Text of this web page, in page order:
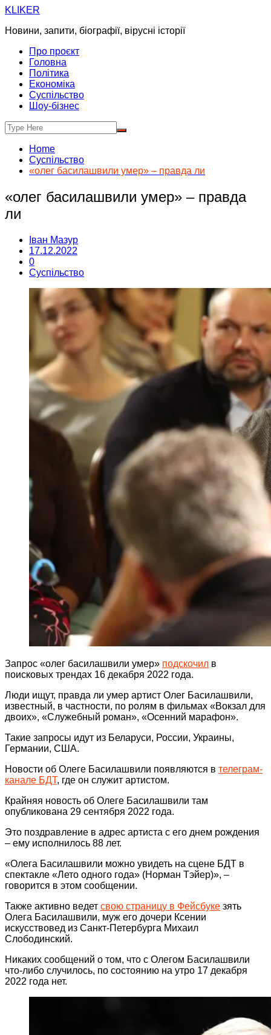
Skip
content
KLIKER
Новини, запити, біографії, вірусні історії
Про проєкт
Головна
Політика
Економіка
Суспільство
Шоу-бізнес
Home
Суспільство
«олег басилашвили умер» – правда ли
«олег басилашвили умер» – правда
ли
Іван Мазур
17.12.2022
0
Суспільство
Запрос «олег басилашвили умер» подскочил в
поисковых трендах 16 декабря 2022 года.
Люди ищут, правда ли умер артист Олег Басилашвили,
известный, в частности, по ролям в фильмах «Вокзал для
двоих», «Служебный роман», «Осенний марафон».
Такие запросы идут из Беларуси, России, Украины,
Германии, США.
Новости об Олеге Басилашвили появляются в телеграм-
канале БДТ, где он служит артистом.
Крайняя новость об Олеге Басилашвили там
опубликована 29 сентября 2022 года.
Это поздравление в адрес артиста с его днем рождения
– ему исполнилось 88 лет.
«Олега Басилашвили можно увидеть на сцене БДТ в
спектакле «Лето одного года» (Норман Тэйер)», –
говорится в этом сообщении.
Также активно ведет свою страницу в Фейсбуке зять
Олега Басилашвили, муж его дочери Ксении
искусствовед из Санкт-Петербурга Михаил
Слободинский.
Никаких сообщений о том, что с Олегом Басилашвили
что-либо случилось, по состоянию на утро 17 декабря
2022 года нет.